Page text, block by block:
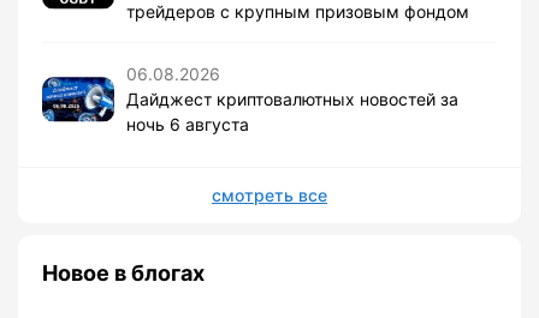
трейдеров с крупным призовым фондом
06.08.2026
Дайджест криптовалютных новостей за
ночь 6 августа
смотреть все
Новое в блогах